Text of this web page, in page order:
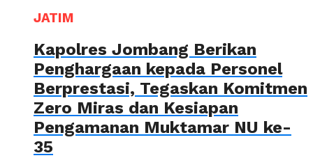
JATIM
Kapolres Jombang Berikan
Penghargaan kepada Personel
Berprestasi, Tegaskan Komitmen
Zero Miras dan Kesiapan
Pengamanan Muktamar NU ke-
35